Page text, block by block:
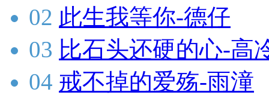
02 此生我等你-德仔
03 比石头还硬的心-高
04 戒不掉的爱殇-雨潼